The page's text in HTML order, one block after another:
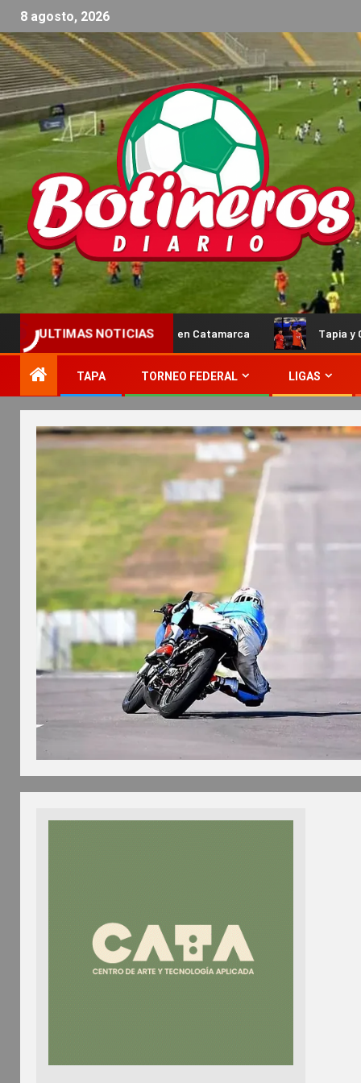
8 agosto, 2026
ULTIMAS NOTICIAS
Flores ya está en Catamarca Tapia y Coello
TAPA TORNEO FEDERAL LIGAS